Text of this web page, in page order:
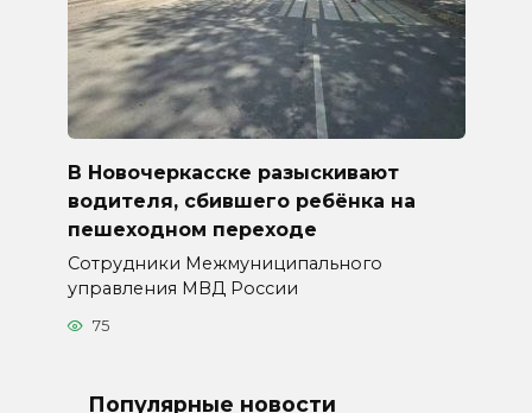
В Новочеркасске разыскивают
водителя, сбившего ребёнка на
пешеходном переходе
Сотрудники Межмуниципального
управления МВД России
75
Популярные новости